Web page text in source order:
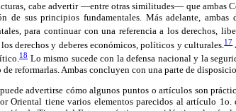
cabe advertir —entre otras similitudes— que ambas
de sus principios fundamentales. Más adelante,
para continuar con una referencia a los derechos,
derechos y deberes económicos, políticos y culturales.17
18 Lo mismo sucede con la defensa nacional y la
reformarlas. Ambas concluyen con una parte de
advertirse cómo algunos puntos o artículos son
Oriental tiene varios elementos parecidos al artículo